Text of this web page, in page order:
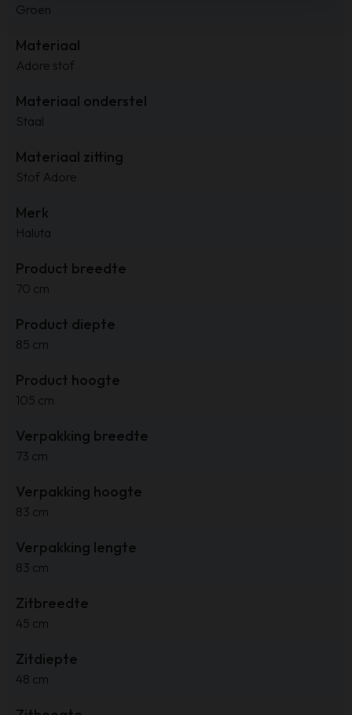
Groen
Materiaal
Adore stof
Materiaal onderstel
Staal
Materiaal zitting
Stof Adore
Merk
Haluta
Product breedte
70 cm
Product diepte
85 cm
Product hoogte
105 cm
Verpakking breedte
73 cm
Verpakking hoogte
83 cm
Verpakking lengte
83 cm
Zitbreedte
45 cm
Zitdiepte
48 cm